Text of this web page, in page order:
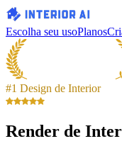
Escolha seu usoPlanos
#1 Design de Interior
Render de